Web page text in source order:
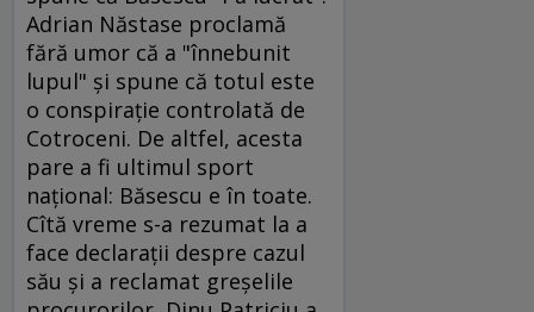
Adrian Năstase proclamă
fără umor că a "înnebunit
lupul" şi spune că totul este
o conspiraţie controlată de
Cotroceni. De altfel, acesta
pare a fi ultimul sport
naţional: Băsescu e în toate.
Cîtă vreme s-a rezumat la a
face declaraţii despre cazul
său şi a reclamat greşelile